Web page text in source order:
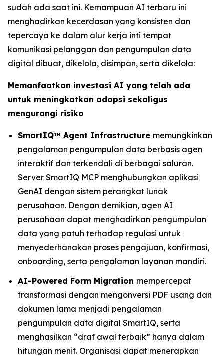
sudah ada saat ini. Kemampuan AI terbaru ini
menghadirkan kecerdasan yang konsisten dan
tepercaya ke dalam alur kerja inti tempat
komunikasi pelanggan dan pengumpulan data
digital dibuat, dikelola, disimpan, serta dikelola:
Memanfaatkan investasi AI yang telah ada
untuk meningkatkan adopsi sekaligus
mengurangi risiko
SmartIQ™ Agent Infrastructure memungkinkan
pengalaman pengumpulan data berbasis agen
interaktif dan terkendali di berbagai saluran.
Server SmartIQ MCP menghubungkan aplikasi
GenAI dengan sistem perangkat lunak
perusahaan. Dengan demikian, agen AI
perusahaan dapat menghadirkan pengumpulan
data yang patuh terhadap regulasi untuk
menyederhanakan proses pengajuan, konfirmasi,
onboarding, serta pengalaman layanan mandiri.
AI-Powered Form Migration mempercepat
transformasi dengan mengonversi PDF usang dan
dokumen lama menjadi pengalaman
pengumpulan data digital SmartIQ, serta
menghasilkan “draf awal terbaik” hanya dalam
hitungan menit. Organisasi dapat menerapkan